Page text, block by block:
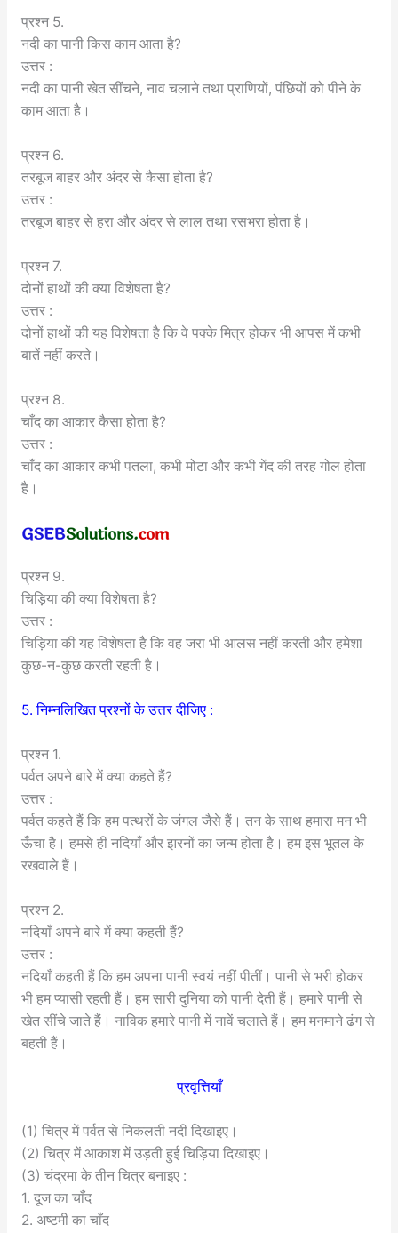
प्रश्न 5.
नदी का पानी किस काम आता है?
उत्तर :
नदी का पानी खेत सींचने, नाव चलाने तथा प्राणियों, पंछियों को पीने के
काम आता है।
प्रश्न 6.
तरबूज बाहर और अंदर से कैसा होता है?
उत्तर :
तरबूज बाहर से हरा और अंदर से लाल तथा रसभरा होता है।
प्रश्न 7.
दोनों हाथों की क्या विशेषता है?
उत्तर :
दोनों हाथों की यह विशेषता है कि वे पक्के मित्र होकर भी आपस में कभी
बातें नहीं करते।
प्रश्न 8.
चाँद का आकार कैसा होता है?
उत्तर :
चाँद का आकार कभी पतला, कभी मोटा और कभी गेंद की तरह गोल होता
है।
प्रश्न 9.
चिड़िया की क्या विशेषता है?
उत्तर :
चिड़िया की यह विशेषता है कि वह जरा भी आलस नहीं करती और हमेशा
कुछ-न-कुछ करती रहती है।
5. निम्नलिखित प्रश्नों के उत्तर दीजिए :
प्रश्न 1.
पर्वत अपने बारे में क्या कहते हैं?
उत्तर :
पर्वत कहते हैं कि हम पत्थरों के जंगल जैसे हैं। तन के साथ हमारा मन भी
ऊँचा है। हमसे ही नदियाँ और झरनों का जन्म होता है। हम इस भूतल के
रखवाले हैं।
प्रश्न 2.
नदियाँ अपने बारे में क्या कहती हैं?
उत्तर :
नदियाँ कहती हैं कि हम अपना पानी स्वयं नहीं पीतीं। पानी से भरी होकर
भी हम प्यासी रहती हैं। हम सारी दुनिया को पानी देती हैं। हमारे पानी से
खेत सींचे जाते हैं। नाविक हमारे पानी में नावें चलाते हैं। हम मनमाने ढंग से
बहती हैं।
प्रवृत्तियाँ
(1) चित्र में पर्वत से निकलती नदी दिखाइए।
(2) चित्र में आकाश में उड़ती हुई चिड़िया दिखाइए।
(3) चंद्रमा के तीन चित्र बनाइए :
1. दूज का चाँद
2. अष्टमी का चाँद